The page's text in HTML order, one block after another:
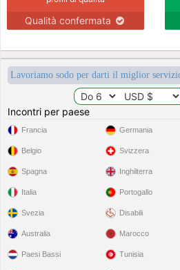
Qualità confermata
Lavoriamo sodo per darti il miglior
Incontri per paese
Francia
Belgio
Spagna
Italia
Svezia
Germania
Svizzera
Inghilterra
Portogallo
Disabili
Australia
Paesi Bassi
Marocco
Tunisia